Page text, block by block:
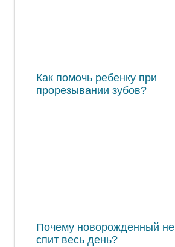
Как помочь ребенку при
прорезывании зубов?
Почему новорожденный не
спит весь день?